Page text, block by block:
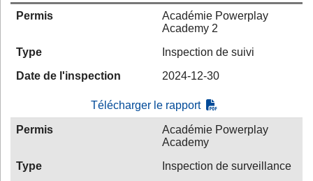
Permis
Académie Powerplay
Academy 2
Type
Inspection de suivi
Date de l'inspection
2024-12-30
Télécharger le rapport
Permis
Académie Powerplay
Academy
Type
Inspection de surveillance